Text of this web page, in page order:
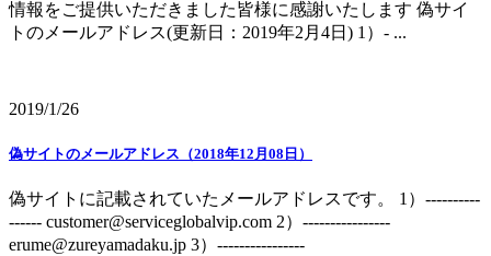
情報をご提供いただきました皆様に感謝いたします 偽サイ
トのメールアドレス(更新日：2019年2月4日) 1）- ...
2019/1/26
偽サイトのメールアドレス（2018年12月08日）
偽サイトに記載されていたメールアドレスです。 1）----------
------ customer@serviceglobalvip.com 2）----------------
erume@zureyamadaku.jp 3）----------------